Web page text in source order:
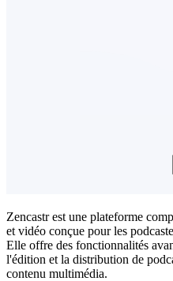
Zencastr est une plateforme
et vidéo conçue pour les
Elle offre des fonctionnalités
l'édition et la distribution de
contenu multimédia.